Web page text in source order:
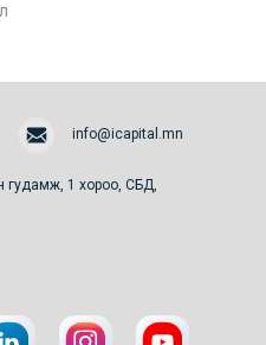
info@icapital.mn
гудамж, 1 хороо, СБД,